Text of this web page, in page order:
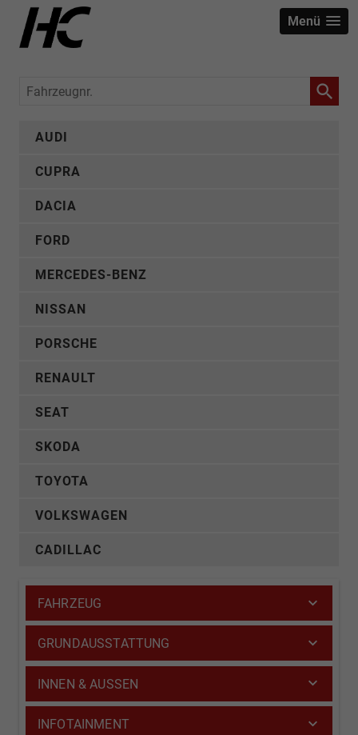
Menü
Fahrzeugnr.
AUDI
CUPRA
DACIA
FORD
MERCEDES-BENZ
NISSAN
PORSCHE
RENAULT
SEAT
SKODA
TOYOTA
VOLKSWAGEN
CADILLAC
FAHRZEUG
GRUNDAUSSTATTUNG
INNEN & AUSSEN
INFOTAINMENT